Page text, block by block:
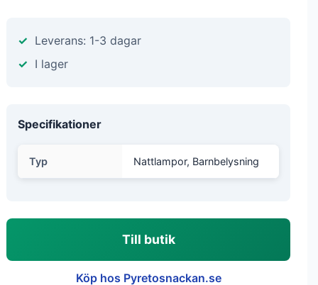
Leverans: 1-3 dagar
I lager
Specifikationer
Typ Nattlampor, Barnbelysning
Till butik
Köp hos Pyretosnackan.se